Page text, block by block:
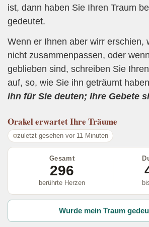
ist, dann haben Sie Ihren Traum
gedeutet.
Wenn er Ihnen aber wirr erschien,
nicht zusammenpassen, oder
geblieben sind, schreiben Sie
auf, so, wie Sie ihn geträumt
ihn für Sie deuten; Ihre Gebete
Orakelerwartet Ihre Träume
zuletzt gesehen vor 11 Minuten
Gesamt
296
berührte Herzen
Wurde mein Traum